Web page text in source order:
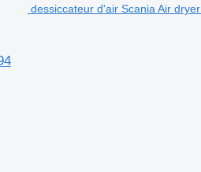
dessiccateur d'air Scania Air